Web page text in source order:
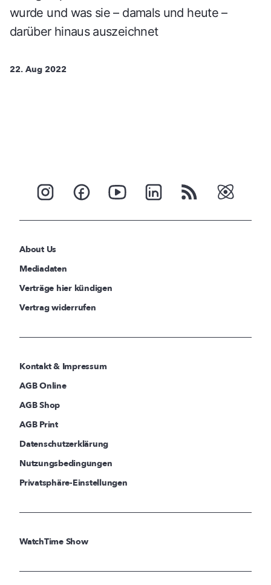
wurde und was sie – damals und heute –
darüber hinaus auszeichnet
22. Aug 2022
About Us
Mediadaten
Verträge hier kündigen
Vertrag widerrufen
Kontakt & Impressum
AGB Online
AGB Shop
AGB Print
Datenschutzerklärung
Nutzungsbedingungen
Privatsphäre-Einstellungen
WatchTime Show